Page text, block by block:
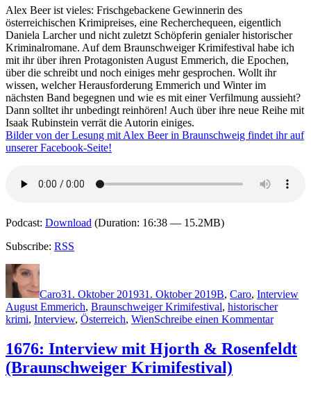
Alex Beer ist vieles: Frischgebackene Gewinnerin des
österreichischen Krimipreises, eine Recherchequeen, eigentlich
Daniela Larcher und nicht zuletzt Schöpferin genialer historischer
Kriminalromane. Auf dem Braunschweiger Krimifestival habe ich
mit ihr über ihren Protagonisten August Emmerich, die Epochen,
über die schreibt und noch einiges mehr gesprochen. Wollt ihr
wissen, welcher Herausforderung Emmerich und Winter im
nächsten Band begegnen und wie es mit einer Verfilmung aussieht?
Dann solltet ihr unbedingt reinhören! Auch über ihre neue Reihe mit
Isaak Rubinstein verrät die Autorin einiges.
Bilder von der Lesung mit Alex Beer in Braunschweig findet ihr auf
unserer Facebook-Seite!
Podcast: Download (Duration: 16:38 — 15.2MB)
Subscribe: RSS
Autor
Caro31. Oktober 201931. Oktober 2019B, Caro, Interview
August Emmerich, Braunschweiger Krimifestival, historischer
krimi, Interview, Österreich, WienSchreibe einen Kommentarzu
mit
1676: Interview mit Hjorth & Rosenfeldt
(Braunschweiger Krimifestival)